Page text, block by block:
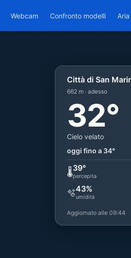
Webcam Confronto modelli Aria
Città di San
662 m · adesso
32°
Cielo velato
oggi fino a 34°
🌡️39°
percepita
🫧43%
umidità
Aggiornato alle 09:44